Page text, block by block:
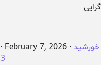
⋅ February 7, 2026 ⋅خورشید
3